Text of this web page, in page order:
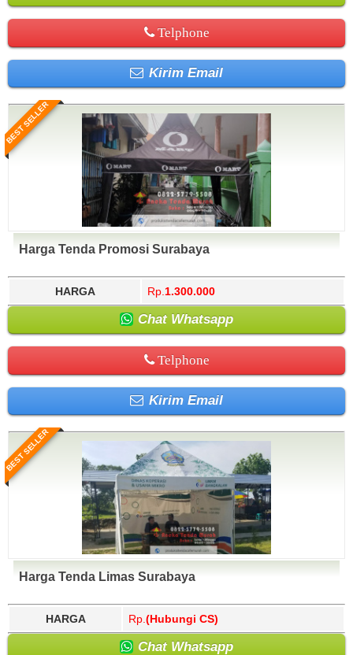
Telphone
Kirim Email
BEST SELLER
Harga Tenda Promosi Surabaya
HARGA Rp. 1.300.000
Chat Whatsapp
Telphone
Kirim Email
BEST SELLER
Harga Tenda Limas Surabaya
HARGA Rp. (Hubungi CS)
Chat Whatsapp